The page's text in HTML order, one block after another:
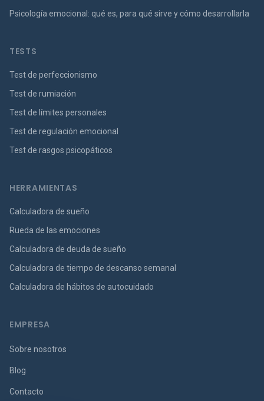
Psicología emocional: qué es, para qué sirve y cómo desarrollarla
TESTS
Test de perfeccionismo
Test de rumiación
Test de límites personales
Test de regulación emocional
Test de rasgos psicopáticos
HERRAMIENTAS
Calculadora de sueño
Rueda de las emociones
Calculadora de deuda de sueño
Calculadora de tiempo de descanso semanal
Calculadora de hábitos de autocuidado
EMPRESA
Sobre nosotros
Blog
Contacto